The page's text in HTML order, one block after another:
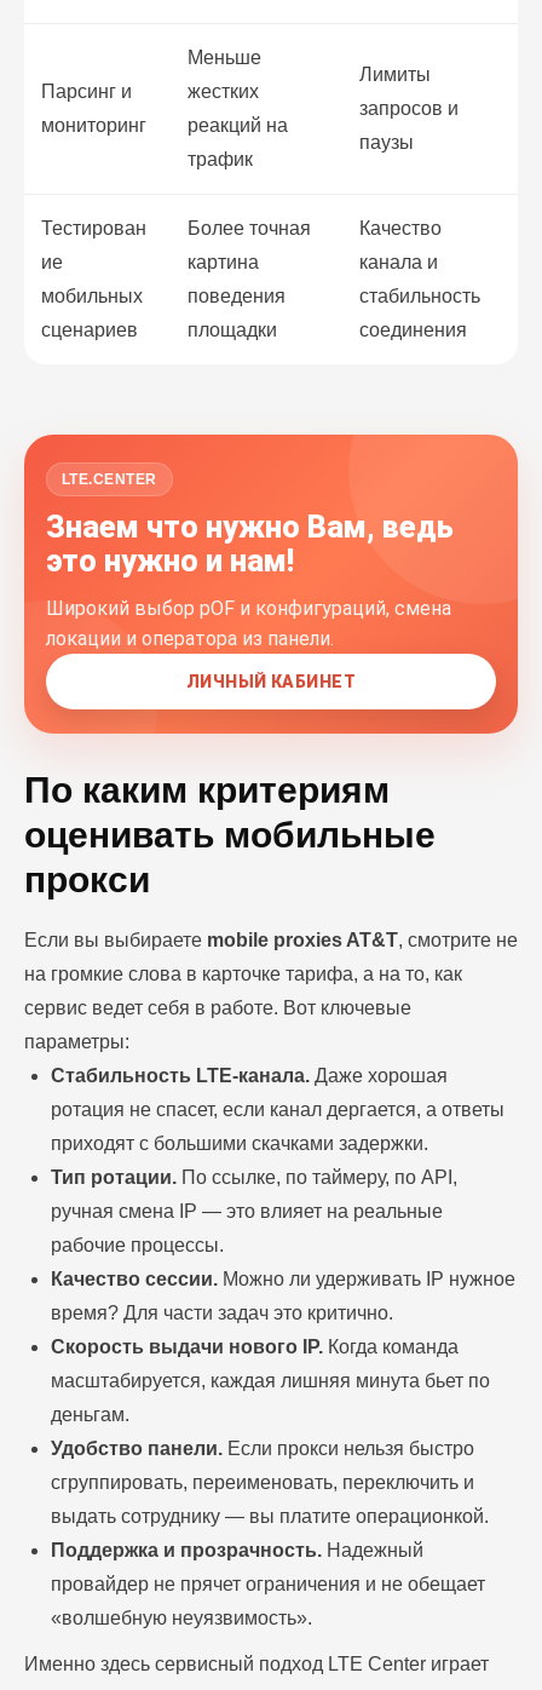
Парсинг и
мониторинг
Меньше
жестких
реакций на
трафик
Лимиты
запросов и
паузы
Тестирован
ие
мобильных
сценариев
Более точная
картина
поведения
площадки
Качество
канала и
стабильность
соединения
LTE.CENTER
Знаем что нужно Вам, ведь
это нужно и нам!
Широкий выбор pOF и конфигураций, смена
локации и оператора из панели.
ЛИЧНЫЙ КАБИНЕТ
По каким критериям
оценивать мобильные
прокси
Если вы выбираете mobile proxies AT&T, смотрите не
на громкие слова в карточке тарифа, а на то, как
сервис ведет себя в работе. Вот ключевые
параметры:
Стабильность LTE-канала. Даже хорошая
ротация не спасет, если канал дергается, а ответы
приходят с большими скачками задержки.
Тип ротации. По ссылке, по таймеру, по API,
ручная смена IP — это влияет на реальные
рабочие процессы.
Качество сессии. Можно ли удерживать IP нужное
время? Для части задач это критично.
Скорость выдачи нового IP. Когда команда
масштабируется, каждая лишняя минута бьет по
деньгам.
Удобство панели. Если прокси нельзя быстро
сгруппировать, переименовать, переключить и
выдать сотруднику — вы платите операционкой.
Поддержка и прозрачность. Надежный
провайдер не прячет ограничения и не обещает
«волшебную неуязвимость».
Именно здесь сервисный подход LTE Center играет